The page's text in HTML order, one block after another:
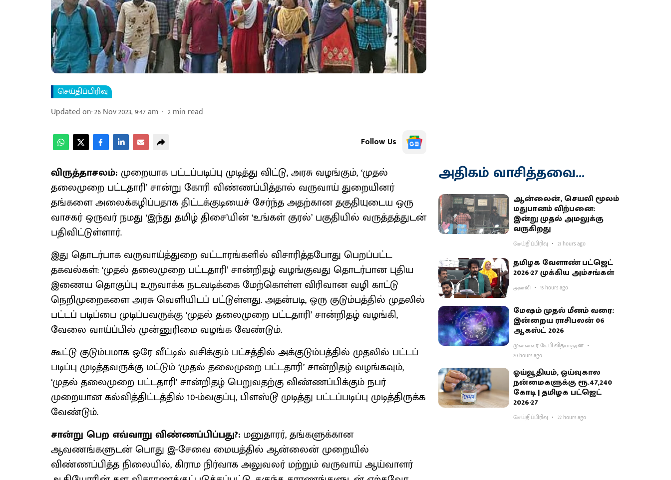
செய்திப்பிரிவு
Updated on:26 Nov 2023, 9:47 am 2min read
Follow Us
விருத்தாசலம்: முறையாக பட்டப்படிப்பு முடித்து விட்டு, அரசு வழங்கும், ‘முதல்
தலைமுறை பட்டதாரி’ சான்று கோரி விண்ணப்பித்தால் வருவாய் துறையினர்
தங்களை அலைக்கழிப்பதாக திட்டக்குடியைச் சேர்ந்த அதற்கான தகுதியுடைய ஒரு
வாசகர் ஒருவர் நமது ‘இந்து தமிழ் திசை’யின் ‘உங்கள் குரல்’ பகுதியில் வருத்தத்துடன்
பதிவிட்டுள்ளார்.
இது தொடர்பாக வருவாய்த்துறை வட்டாரங்களில் விசாரித்தபோது பெறப்பட்ட
தகவல்கள்: ‘முதல் தலைமுறை பட்டதாரி’ சான்றிதழ் வழங்குவது தொடர்பான புதிய
இணைய தொகுப்பு உருவாக்க நடவடிக்கை மேற்கொள்ள விரிவான வழி காட்டு
நெறிமுறைகளை அரசு வெளியிடப் பட்டுள்ளது. அதன்படி, ஒரு குடும்பத்தில் முதலில்
பட்டப் படிப்பை முடிப்பவருக்கு ‘முதல் தலைமுறை பட்டதாரி’ சான்றிதழ் வழங்கி,
வேலை வாய்ப்பில் முன்னுரிமை வழங்க வேண்டும்.
கூட்டு குடும்பமாக ஒரே வீட்டில் வசிக்கும் பட்சத்தில் அக்குடும்பத்தில் முதலில் பட்டப்
படிப்பு முடித்தவருக்கு மட்டும் ‘முதல் தலைமுறை பட்டதாரி’ சான்றிதழ் வழங்கவும்,
‘முதல் தலைமுறை பட்டதாரி’ சான்றிதழ் பெறுவதற்கு விண்ணப்பிக்கும் நபர்
முறையான கல்வித்திட்டத்தில் 10-ம்வகுப்பு, பிளஸ்டூ முடித்து பட்டப்படிப்பு முடித்திருக்க
வேண்டும்.
சான்று பெற எவ்வாறு விண்ணப்பிப்பது?: மனுதாரர், தங்களுக்கான
ஆவணங்களுடன் பொது இ-சேவை மையத்தில் ஆன்லைன் முறையில்
விண்ணப்பித்த நிலையில், கிராம நிர்வாக அலுவலர் மற்றும் வருவாய் ஆய்வாளர்
அதிகம் வாசித்தவை...
ஆன்லைன், செயலி மூலம்
மதுபானம் விற்பனை:
இன்று முதல் அமலுக்கு
வருகிறது
செய்திப்பிரிவு 21 hours ago
தமிழக வேளாண் பட்ஜெட்
2026-27 முக்கிய அம்சங்கள்
அனலி 15 hours ago
மேஷம் முதல் மீனம் வரை:
இன்றைய ராசிபலன் 06
ஆகஸ்ட் 2026
முனைவர் கே.பி.வித்யாதரன்
20 hours ago
ஓய்வூதியம், ஓய்வுகால
நன்மைகளுக்கு ரூ.47,240
கோடி | தமிழக பட்ஜெட்
2026-27
செய்திப்பிரிவு 22 hours ago